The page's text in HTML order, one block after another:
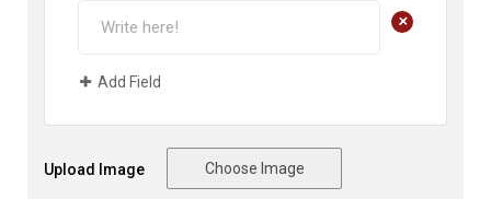
+
Add Field
Upload Image Choose Image